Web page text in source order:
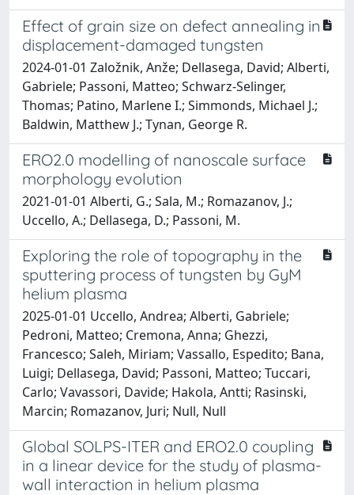
Effect of grain size on defect annealing in
displacement-damaged tungsten
2024-01-01 Založnik, Anže; Dellasega, David; Alberti,
Gabriele; Passoni, Matteo; Schwarz-Selinger,
Thomas; Patino, Marlene I.; Simmonds, Michael J.;
Baldwin, Matthew J.; Tynan, George R.
ERO2.0 modelling of nanoscale surface
morphology evolution
2021-01-01 Alberti, G.; Sala, M.; Romazanov, J.;
Uccello, A.; Dellasega, D.; Passoni, M.
Exploring the role of topography in the
sputtering process of tungsten by GyM
helium plasma
2025-01-01 Uccello, Andrea; Alberti, Gabriele;
Pedroni, Matteo; Cremona, Anna; Ghezzi,
Francesco; Saleh, Miriam; Vassallo, Espedito; Bana,
Luigi; Dellasega, David; Passoni, Matteo; Tuccari,
Carlo; Vavassori, Davide; Hakola, Antti; Rasinski,
Marcin; Romazanov, Juri; Null, Null
Global SOLPS-ITER and ERO2.0 coupling
in a linear device for the study of plasma-
wall interaction in helium plasma